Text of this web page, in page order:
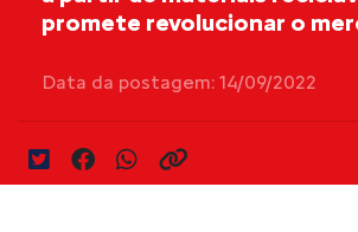
promete revolucionar o
Data da postagem: 14/09/2022